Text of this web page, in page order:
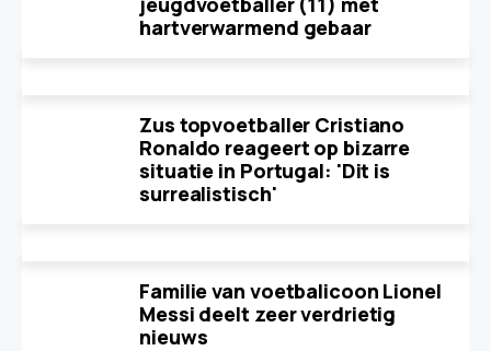
hartverwarmend gebaar
Zus topvoetballer Cristiano
Ronaldo reageert op bizarre
situatie in Portugal: 'Dit is
surrealistisch'
Familie van voetbalicoon Lionel
Messi deelt zeer verdrietig
nieuws